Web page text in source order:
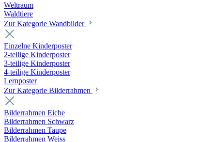
Weltraum
Waldtiere
Zur Kategorie Wandbilder
Einzelne Kinderposter
2-teilige Kinderposter
3-teilige Kinderposter
4-teilige Kinderposter
Lernposter
Zur Kategorie Bilderrahmen
Bilderrahmen Eiche
Bilderrahmen Schwarz
Bilderrahmen Taupe
Bilderrahmen Weiss